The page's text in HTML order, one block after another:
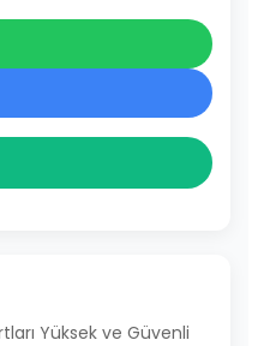
Yüksek ve Güvenli